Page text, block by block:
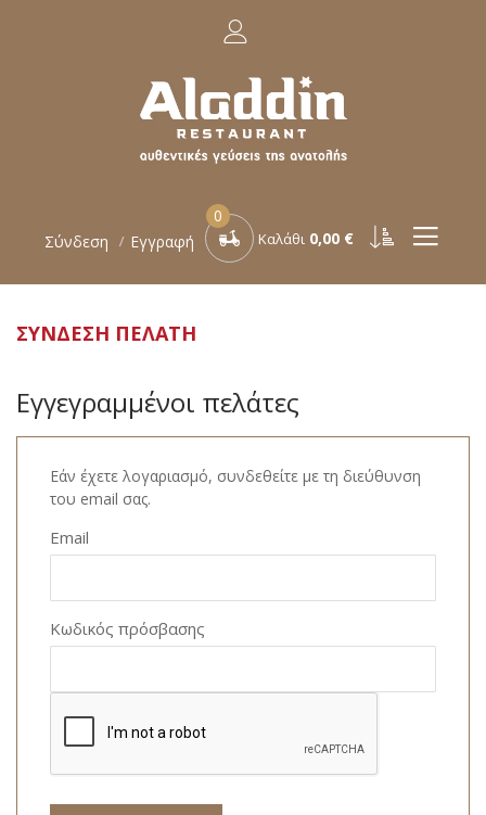
Σύνδεση Εγγραφή
0
Καλάθι 0,00 €
ΣΎΝΔΕΣΗ ΠΕΛΆΤΗ
Εγγεγραμμένοι πελάτες
Εάν έχετε λογαριασμό, συνδεθείτε με τη διεύθυνση
του email σας.
Email
Κωδικός πρόσβασης